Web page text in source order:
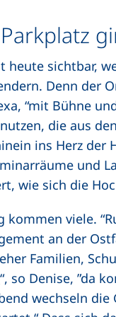
heute sichtbar,
Denn der
“mit Bühne
die aus
ins Herz der
und
wie sich die
kommen viele.
an der
Familien,
“, so Denise, ”da
wechseln